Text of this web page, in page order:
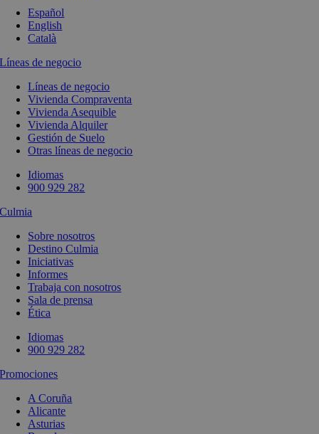
Español
English
Català
Líneas de negocio
Líneas de negocio
Vivienda Compraventa
Vivienda Asequible
Vivienda Alquiler
Gestión de Suelo
Otras líneas de negocio
Idiomas
900 929 282
Culmia
Sobre nosotros
Destino Culmia
Iniciativas
Informes
Trabaja con nosotros
Sala de prensa
Ética
Idiomas
900 929 282
Promociones
A Coruña
Alicante
Asturias